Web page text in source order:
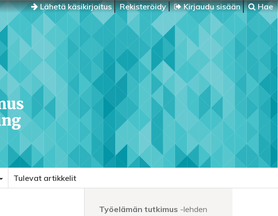
Lähetä käsikirjoitus Rekisteröidy Kirjaudu sisään Hae
Tulevat artikkelit
Työelämän tutkimus -lehden